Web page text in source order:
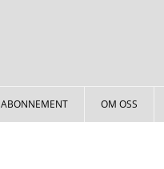
ABONNEMENT OM OSS